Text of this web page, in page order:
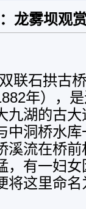
龙雾坝观
联石拱古
年），
九湖的古
中洞桥水
溪流在桥
，有一妇
将这里命